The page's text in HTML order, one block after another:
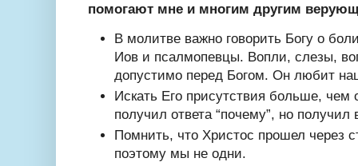
помогают мне и многим другим
В молитве важно говорить Богу о
Иов и псалмопевцы. Вопли, слезы,
допустимо перед Богом. Он любит
Искать Его присутствия больше, чем
получил ответа “почему”, но получил
Помнить, что Христос прошел через
поэтому мы не одни.